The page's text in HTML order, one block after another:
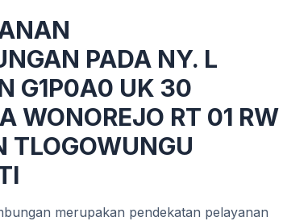
PADA NY. L
G1P0A0 UK 30
WONOREJO RT 01 RW
TLOGOWUNGU
merupakan pendekatan pelayanan